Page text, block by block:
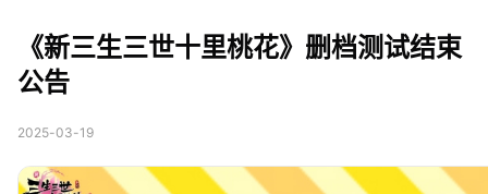
《新三生三世十里桃花》删档测试结束
公告
2025-03-19